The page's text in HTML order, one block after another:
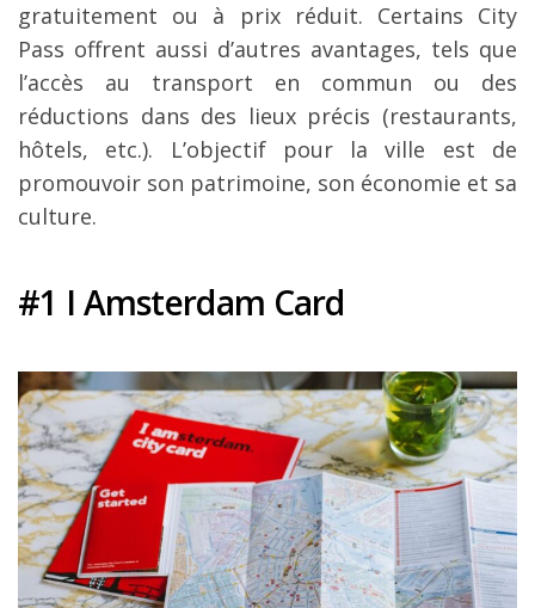
gratuitement ou à prix réduit. Certains City
Pass offrent aussi d’autres avantages, tels que
l’accès au transport en commun ou des
réductions dans des lieux précis (restaurants,
hôtels, etc.). L’objectif pour la ville est de
promouvoir son patrimoine, son économie et sa
culture.
#1 I Amsterdam Card